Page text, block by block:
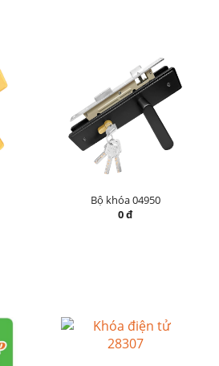
Bộ khóa 04950
0 đ